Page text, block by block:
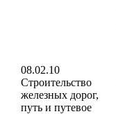
08.02.10
Строительство
железных дорог,
путь и путевое